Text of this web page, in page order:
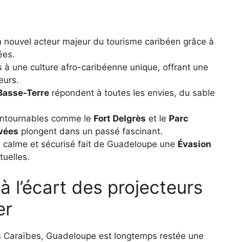
nouvel acteur majeur du tourisme caribéen grâce à
à une culture afro-caribéenne unique, offrant une
Terre répondent à toutes les envies, du sable
comme le Fort Delgrès et le Parc
plongent dans un passé fascinant.
calme et sécurisé fait de Guadeloupe une Évasion
l’écart des projecteurs
Caraïbes, Guadeloupe est longtemps restée une